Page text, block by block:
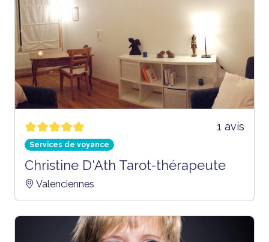
1 avis
Services de voyance
Christine D'Ath Tarot-thérapeute
Valenciennes